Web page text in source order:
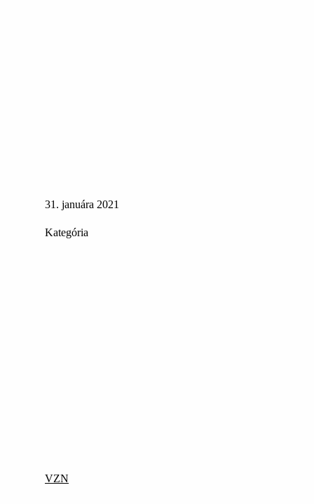
31. januára 2021
Kategória
VZN